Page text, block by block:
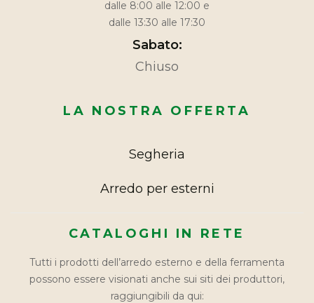
dalle 8:00 alle 12:00 e
dalle 13:30 alle 17:30
Sabato:
Chiuso
LA NOSTRA OFFERTA
Segheria
Arredo per esterni
CATALOGHI IN RETE
Tutti i prodotti dell’arredo esterno e della ferramenta
possono essere visionati anche sui siti dei produttori,
raggiungibili da qui: